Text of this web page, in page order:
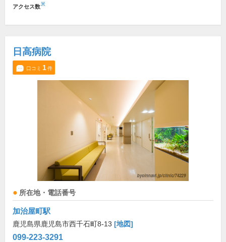
アクセス数※
日高病院
口コミ 1件
所在地・電話番号
加治屋町駅
鹿児島県鹿児島市西千石町8-13 [地図]
099-223-3291